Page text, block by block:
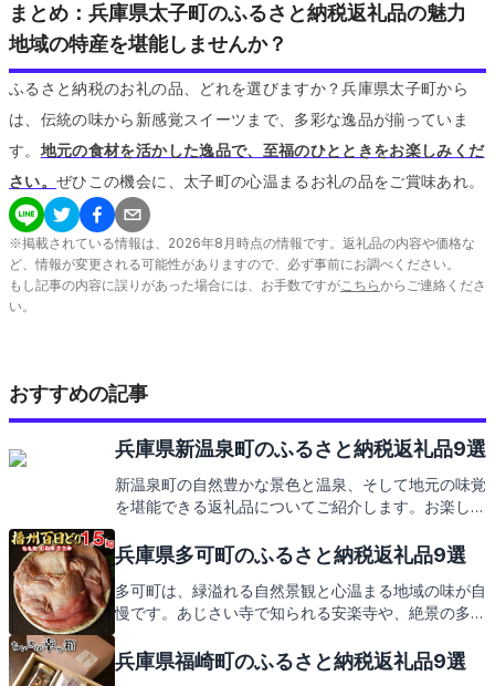
まとめ：兵庫県太子町のふるさと納税返礼品の魅力
地域の特産を堪能しませんか？
ふるさと納税のお礼の品、どれを選びますか？兵庫県太子町から
は、伝統の味から新感覚スイーツまで、多彩な逸品が揃っていま
す。 地元の食材を活かした逸品で、至福のひとときをお楽しみくだ
さい。ぜひこの機会に、太子町の心温まるお礼の品をご賞味あれ。
※掲載されている情報は、 2026年8 月時点の情報です。返礼品の内容や価格な
ど、情報が変更される可能性がありますので、必ず事前にお調べください。
もし記事の内容に誤りがあった場合には、お手数ですがこちらからご連絡くださ
い。
おすすめの記事
兵庫県新温泉町のふるさと納税返礼品9選
新温泉町の自然豊かな景色と温泉、そして地元の味覚
を堪能できる返礼品についてご紹介します。お楽しみ
兵庫県多可町のふるさと納税返礼品9選
多可町は、緑溢れる自然景観と心温まる地域の味が自
慢です。あじさい寺で知られる安楽寺や、絶景の多可
トが満載。そんな多可町からのふるさと納税では、地
兵庫県福崎町のふるさと納税返礼品9選